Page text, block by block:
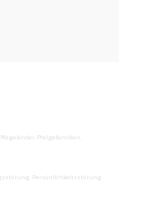
Pfelgefamilien,
Persönlichkeitsstörung